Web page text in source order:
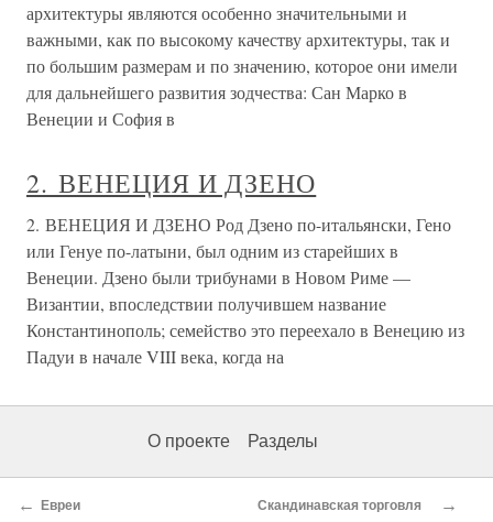
архитектуры являются особенно значительными и
важными, как по высокому качеству архитектуры, так и
по большим размерам и по значению, которое они имели
для дальнейшего развития зодчества: Сан Марко в
Венеции и София в
2. ВЕНЕЦИЯ И ДЗЕНО
2. ВЕНЕЦИЯ И ДЗЕНО Род Дзено по-итальянски, Гено
или Генуе по-латыни, был одним из старейших в
Венеции. Дзено были трибунами в Новом Риме —
Византии, впоследствии получившем название
Константинополь; семейство это переехало в Венецию из
Падуи в начале VIII века, когда на
О проекте Разделы
← Евреи Скандинавская торговля →